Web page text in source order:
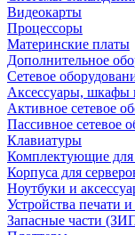
Видеокарты
Процессоры
Материнские платы
Дополнительное
Сетевое
Аксессуары, шкафы
Активное сетевое
Пассивное сетевое
Клавиатуры
Комплектующие для
Корпуса для
Ноутбуки и
Устройства печати
Запасные части